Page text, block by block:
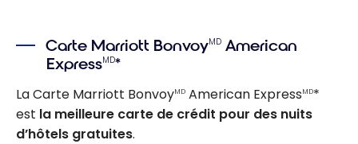
Carte Marriott BonvoyMD American
ExpressMD*
La Carte Marriott BonvoyMD American ExpressMD*
est la meilleure carte de crédit pour des nuits
d’hôtels gratuites.